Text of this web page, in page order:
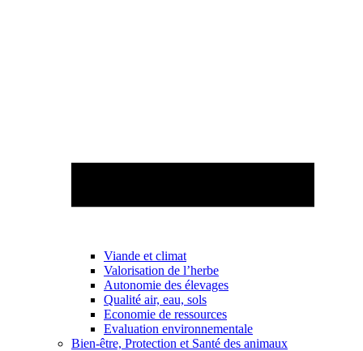
Viande et climat
Valorisation de l’herbe
Autonomie des élevages
Qualité air, eau, sols
Economie de ressources
Evaluation environnementale
Bien-être, Protection et Santé des animaux